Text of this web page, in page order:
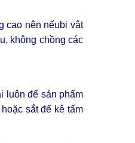
cao nên nếubị vật
không chồng các
luôn để sản phẩm
sắt để kê tấm